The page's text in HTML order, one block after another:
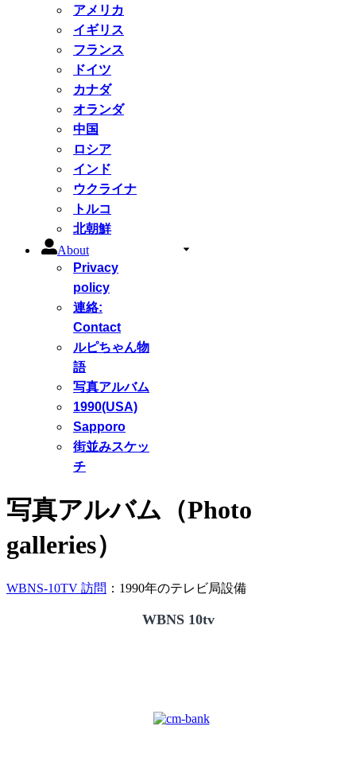
アメリカ
イギリス
フランス
ドイツ
カナダ
オランダ
中国
ロシア
インド
ウクライナ
トルコ
北朝鮮
About
Privacy
policy
連絡:
Contact
ルピちゃん物
語
写真アルバム
1990(USA)
Sapporo
街並みスケッ
チ
写真アルバム（Photo
galleries）
WBNS-10TV 訪問 ：1990年のテレビ局設備
WBNS 10tv